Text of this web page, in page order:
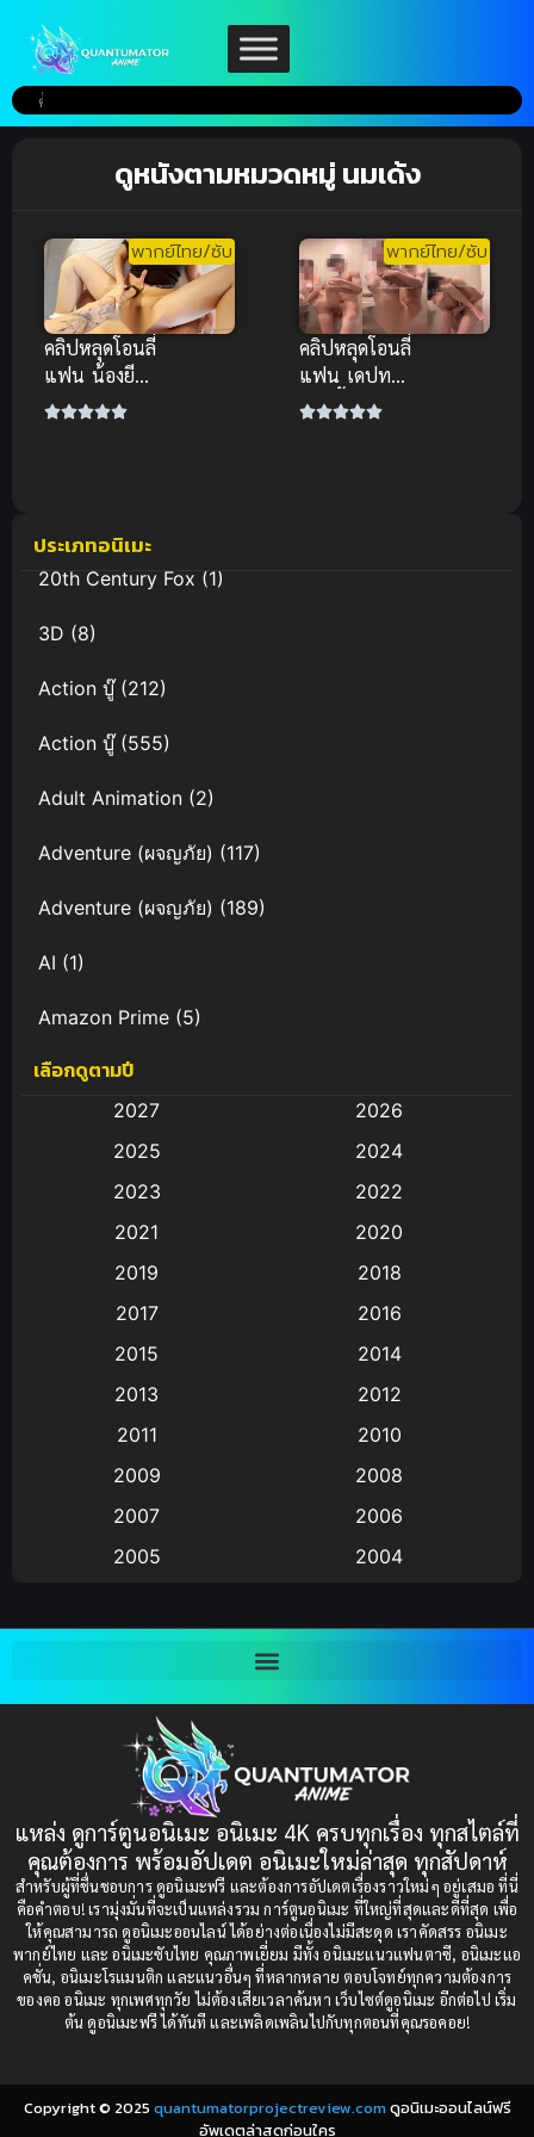
ดูหนังตามหมวดหมู่ นมเด้ง
พากย์ไทย/ซับ
คลิปหลุดโอนลี่
แฟน น้องยีน
ส์ แอบนัด
พากย์ไทย/ซับ
คลิปหลุดโอนลี่
แฟน เดปทอรี่
อาบน้ำด้วยกัน
ประเภทอนิเมะ
20th Century Fox(1)
3D (8)
Action บู๊(212)
Action บู๊(555)
Adult Animation (2)
Adventure (ผจญภัย) (117)
Adventure (ผจญภัย) (189)
AI (1)
Amazon Prime (5)
Anal (ประตูหลัง)
Animation การ์ตูน
Animation อนิเมะ
Animation แอนิเมชัน
(9)
Big tits (นมใหญ่)
Bitch (ผู้หญิงร่าน)
Bondage (ทาส)(1)
(1)
Censored (เซ็นเซอร์)(19)
Comedy (ตลก)(235)
Comedy (ตลก)(85)
Comic Book การ์ตูน(1)
Coming-of-Age ก้าวผ่านวัย(6)
เลือกดูตามปี
2027
2026
2025
2024
2023
2022
2021
2020
2019
2018
2017
2016
2015
2014
2013
2012
2011
2010
2009
2008
2007
2006
2005
2004
1997
1993
1991
1989
1988
1987
1985
1984
1983
1982
1981
1980
1979
แหล่ง ดูการ์ตูนอนิเมะ อนิเมะ 4K ครบทุกเรื่อง ทุกสไตล์ที่
คุณต้องการ พร้อมอัปเดต อนิเมะใหม่ล่าสุด ทุกสัปดาห์
สำหรับผู้ที่ชื่นชอบการ ดูอนิเมะฟรี และต้องการอัปเดตเรื่องราวใหม่ๆ อยู่เสมอ ที่นี่
คือคำตอบ! เรามุ่งมั่นที่จะเป็นแหล่งรวม การ์ตูนอนิเมะ ที่ใหญ่ที่สุดและดีที่สุด เพื่อ
ให้คุณสามารถ ดูอนิเมะออนไลน์ ได้อย่างต่อเนื่องไม่มีสะดุด เราคัดสรร อนิเมะ
พากย์ไทย และ อนิเมะซับไทย คุณภาพเยี่ยม มีทั้ง อนิเมะแนวแฟนตาซี, อนิเมะแอ
คชั่น, อนิเมะโรแมนติก และแนวอื่นๆ ที่หลากหลาย ตอบโจทย์ทุกความต้องการ
ของคอ อนิเมะ ทุกเพศทุกวัย ไม่ต้องเสียเวลาค้นหา เว็บไซต์ดูอนิเมะ อีกต่อไป เริ่ม
ต้น ดูอนิเมะฟรี ได้ทันที และเพลิดเพลินไปกับทุกตอนที่คุณรอคอย!
Copyright © 2025 quantumatorprojectreview.comดูอนิเมะออนไลน์ฟรี
อัพเดตล่าสุดก่อนใคร